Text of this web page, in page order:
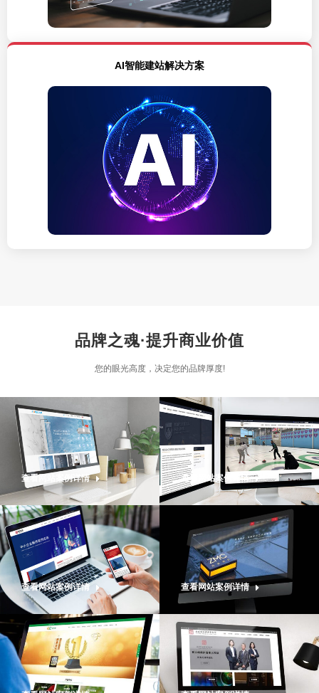
AI智能建站解决方案
品牌之魂·提升商业价值
您的眼光高度，决定您的品牌厚度!
查看网站案例详情 查看网站案例详情
查看网站案例详情 查看网站案例详情